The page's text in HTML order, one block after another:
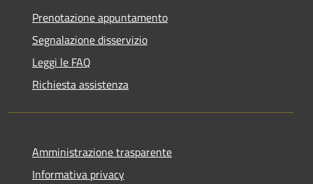
Prenotazione appuntamento
Segnalazione disservizio
Leggi le FAQ
Richiesta assistenza
Amministrazione trasparente
Informativa privacy